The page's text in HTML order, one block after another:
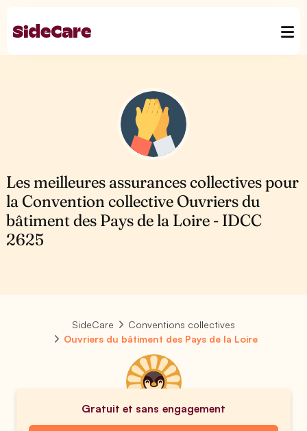
Les meilleures assurances collectives pour
la Convention collective Ouvriers du
bâtiment des Pays de la Loire - IDCC
2625
SideCare
Conventions collectives
Ouvriers du bâtiment des Pays de la Loire
Gratuit et sans engagement